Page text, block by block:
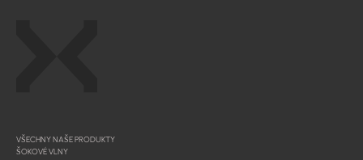
VŠECHNY NAŠE PRODUKTY
ŠOKOVÉ VLNY